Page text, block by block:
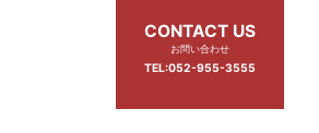
CONTACT US
お問い合わせ
TEL:052-955-3555